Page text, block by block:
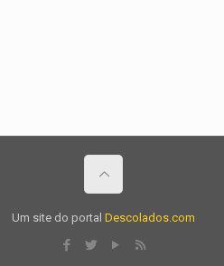
Um site do portalDescolados.com